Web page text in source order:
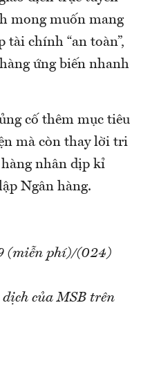
mong muốn mang
tài chính “an toàn”,
ứng biến nhanh
cố thêm mục tiêu
mà còn thay lời tri
nhân dịp kỉ
Ngân hàng.
(miễn phí)/(024)
của MSB trên